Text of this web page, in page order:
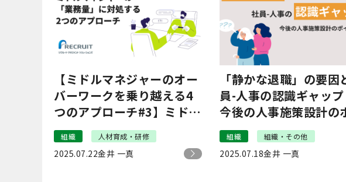
【ミドルマネジャーのオー
バーワークを乗り越える4
つのアプローチ#3】ミドル
マネジャーの「業務量」に
対処する2つのアプローチ
｜リクルートマネジメント
組織 人材育成・研修
2025.07.22金井 一真
「静かな退職」の要因
員-人事の認識ギャップ ー
今後の人事施策設計の
ントは｜コーナー門馬
組織 組織・その他
2025.07.18金井 一真